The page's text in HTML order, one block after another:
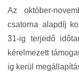
Az október-
csatorna alapdíj
31-ig terjedő
kérelmezett
ig kerül